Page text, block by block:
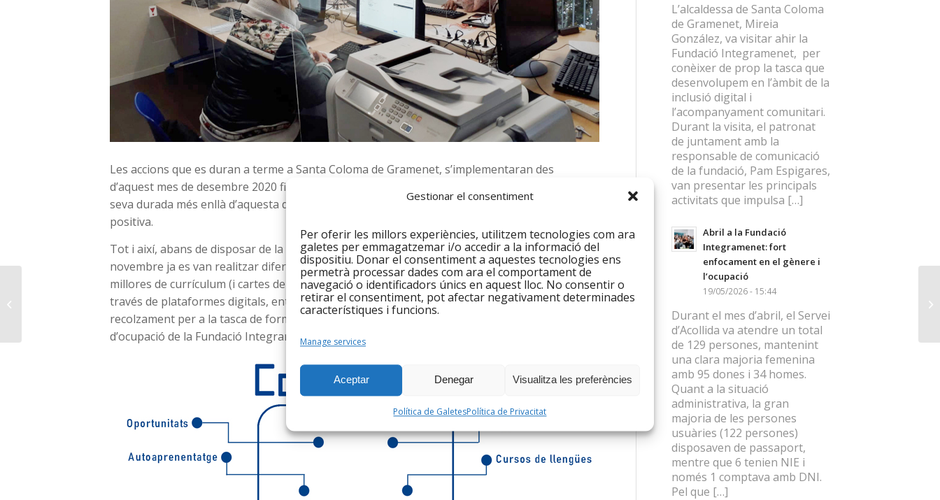
Gestionar el consentiment
Per oferir les millors experiències, utilitzem tecnologies com ara
galetes per emmagatzemar i/o accedir a la informació del
dispositiu. Donar el consentiment a aquestes tecnologies ens
permetrà processar dades com ara el comportament de
navegació o identificadors únics en aquest lloc. No consentir o
retirar el consentiment, pot afectar negativament determinades
característiques i funcions.
Manage services
Aceptar Denegar Visualitza les preferències
Política de GaletesPolítica de Privacitat
Les accions que es duran a terme a Santa Coloma de Gramenet, s’implementaran des
d’aquest mes de desembre 2020 fins a finals de juny de 2021, amb possibilitat d’estendre la
seva durada més enllà d’aquesta data si la valoració del desenvolupament del projecte és
positiva.
Tot i així, abans de disposar de la instal·lació informàtica al complet, durant el mes de
novembre ja es van realitzar diferents accions: 45 actuacions amb 21 persones diferents com
millores de currículum (i cartes de presentació), tràmits amb l’administració o cerca de feina a
través de plataformes digitals, entre d’altres. L’espai ‘Connecta’t’ també serà un bon
recolzament per a la tasca de formació i inserció laboral que porta a terme al servei
d’ocupació de la Fundació Integramenet.
L’alcaldessa de Santa Coloma
de Gramenet, Mireia
González, va visitar ahir la
Fundació Integramenet, per
conèixer de prop la tasca que
desenvolupem en l’àmbit de la
inclusió digital i
l’acompanyament comunitari.
Durant la visita, el patronat
de juntament amb la
responsable de comunicació
de la fundació, Pam Espigares,
van presentar les principals
activitats que impulsa […]
Abril a la Fundació
Integramenet: fort
enfocament en el gènere i
l’ocupació
19/05/2026 - 15:44
Durant el mes d’abril, el Servei
d’Acollida va atendre un total
de 129 persones, mantenint
una clara majoria femenina
amb 95 dones i 34 homes.
Quant a la situació
administrativa, la gran
majoria de les persones
usuàries (122 persones)
disposaven de passaport,
mentre que 6 tenien NIE i
només 1 comptava amb DNI.
Pel que […]
Renda Bàsica: llibertat,